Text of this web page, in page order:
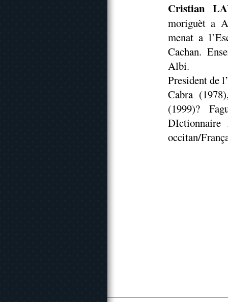
Cristian
moriguèt a
menat a
Cachan.
Albi.
President de
Cabra
(1999)?
DIctionnaire
occitan/